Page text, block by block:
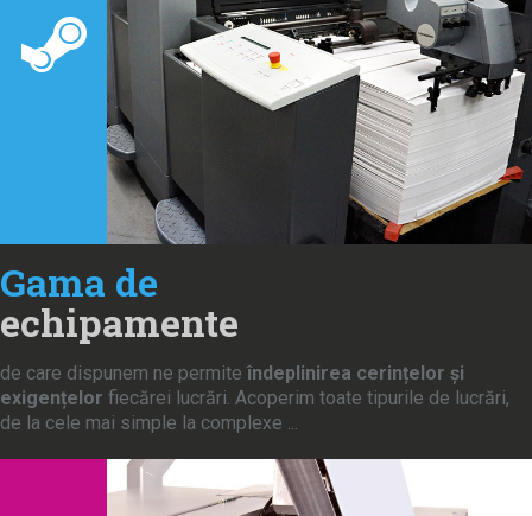
Gama de
echipamente
de care dispunem ne permiteîndeplinirea cerințelor și
exigențelor fiecărei lucrări. Acoperim toate tipurile de lucrări,
de la cele mai simple la complexe ...